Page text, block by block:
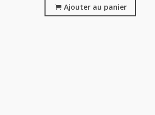
Ajouter au panier